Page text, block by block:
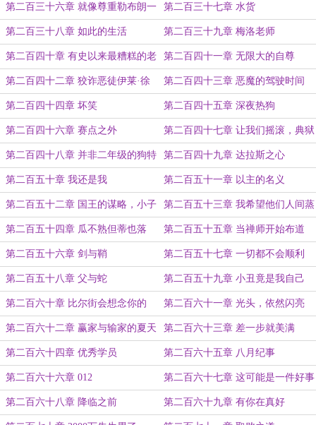
金量
第二百三十六章 就像尊重勒布朗一
样尊重他
第二百三十七章 水货
第二百三十八章 如此的生活 第二百三十九章 梅洛老师
第二百四十章 有史以来最糟糕的老
师
第二百四十一章 无限大的自尊
第二百四十二章 狡诈恶徒伊莱·徐 第二百四十三章 恶魔的驾驶时间
第二百四十四章 坏笑 第二百四十五章 深夜热狗
第二百四十六章 赛点之外 第二百四十七章 让我们摇滚，典狱
长
第二百四十八章 并非二年级的狗特 第二百四十九章 达拉斯之心
第二百五十章 我还是我 第二百五十一章 以主的名义
第二百五十二章 国王的谋略，小子 第二百五十三章 我希望他们人间蒸
发
第二百五十四章 瓜不熟但蒂也落 第二百五十五章 当禅师开始布道
第二百五十六章 剑与鞘 第二百五十七章 一切都不会顺利
第二百五十八章 父与蛇 第二百五十九章 小丑竟是我自己
第二百六十章 比尔街会想念你的 第二百六十一章 光头，依然闪亮
第二百六十二章 赢家与输家的夏天 第二百六十三章 差一步就美满
第二百六十四章 优秀学员 第二百六十五章 八月纪事
第二百六十六章 012 第二百六十七章 这可能是一件好事
第二百六十八章 降临之前 第二百六十九章 有你在真好